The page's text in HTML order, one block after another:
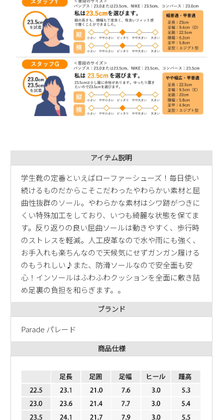
アイテム説明
学生靴の定番といえばローファーシューズ！毎日使い
続けるものだからこそこだわったやわらかい素材と屈
曲性抜群のソール。やわらかな素材はシワ跡がつきに
くい特殊加工をしており、いつも綺麗な状態を保てま
す。反り返りの良い屈曲ソールは動きやすく、歩行時
のストレスを軽減。人工皮革なので水や雨にも強く、
お手入れも楽ちんなので天候気にせずガンガン履ける
のもうれしい♪また、防滑ソールなので安全面も安
心！インソールはふわふわクッションを全面に敷き詰
め足裏の負担を和らぎます。。
ブランド
Parade パレード
商品仕様